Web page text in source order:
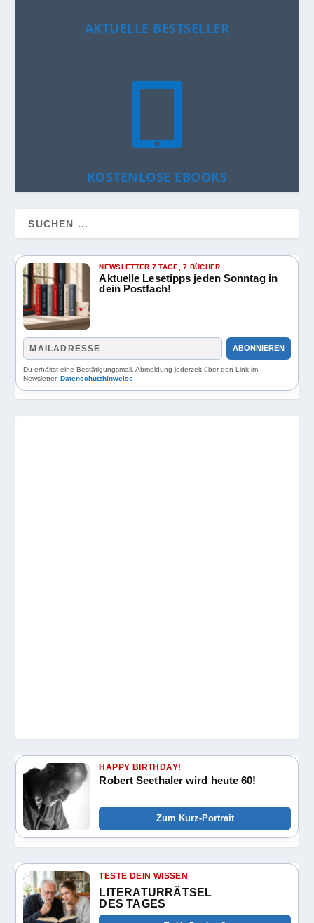
AKTUELLE BESTSELLER
KOSTENLOSE EBOOKS
NEWSLETTER 7 TAGE, 7 BÜCHER
Aktuelle Lesetipps jeden Sonntag in
dein Postfach!
ABONNIEREN
Du erhältst eine Bestätigungsmail. Abmeldung jederzeit über den Link im
Newsletter.Datenschutzhinweise
HAPPY BIRTHDAY!
Robert Seethaler wird heute 60!
Zum Kurz-Portrait
TESTE DEIN WISSEN
LITERATURRÄTSEL
DES TAGES